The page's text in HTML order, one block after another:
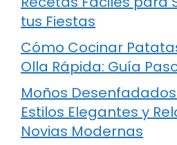
tus Fiestas
Cómo Cocinar
Olla Rápida: Guía
Moños
Estilos Elegantes y
Novias Modernas